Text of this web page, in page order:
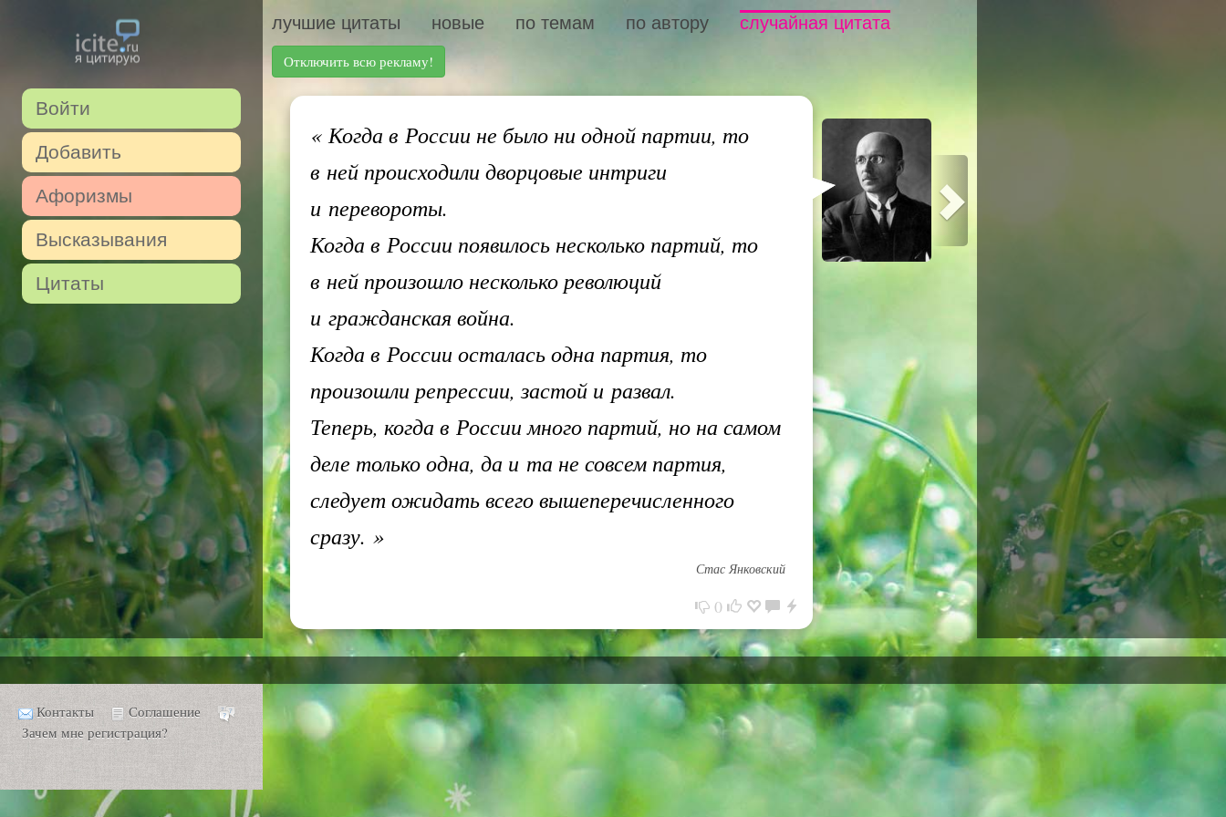
Войти
Добавить
Афоризмы
Высказывания
Цитаты
лучшие цитаты новые по темам по автору случайная цитата
Отключить всю рекламу!
«Когда в России не было ни одной партии, то
в ней происходили дворцовые интриги
и перевороты.
Когда в России появилось несколько партий, то
в ней произошло несколько революций
и гражданская война.
Когда в России осталась одна партия, то
произошли репрессии, застой и развал.
Теперь, когда в России много партий, но на самом
деле только одна, да и та не совсем партия,
следует ожидать всего вышеперечисленного
сразу. »
Стас Янковский
0
Контакты
Соглашение
Зачем мне регистрация?